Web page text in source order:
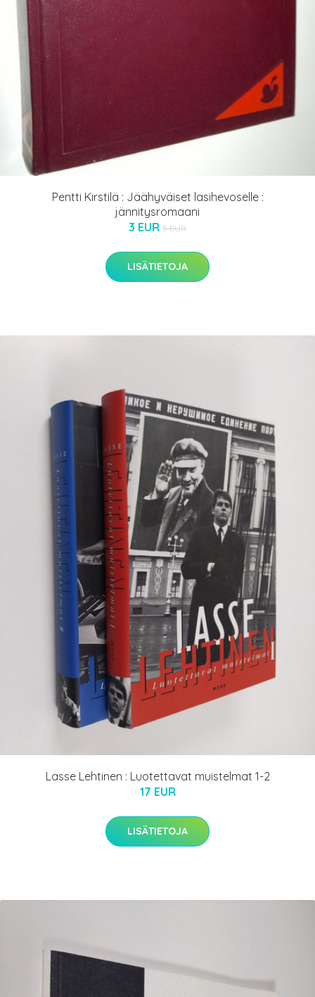
Pentti Kirstilä : Jäähyväiset lasihevoselle :
jännitysromaani
3 EUR 5 EUR
LISÄTIETOJA
Lasse Lehtinen : Luotettavat muistelmat 1-2
17 EUR
LISÄTIETOJA